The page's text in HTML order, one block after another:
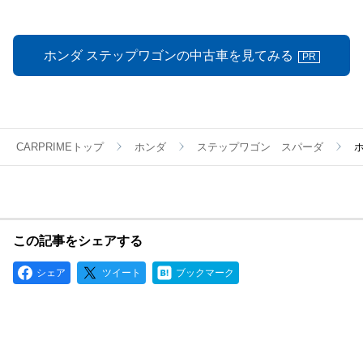
ホンダ ステップワゴンの中古車を見てみる PR
CARPRIMEトップ ホンダ ステップワゴン スパーダ
この記事をシェアする
シェア ツイート ブックマーク